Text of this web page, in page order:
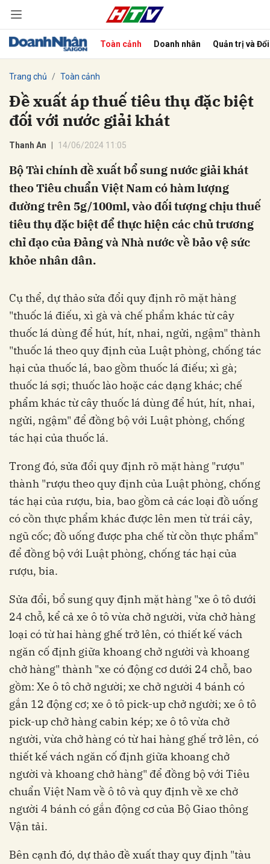
Toàn cảnh Doanh nhân Quản trị và
Trang chủ Toàn cảnh
Đề xuất áp thuế tiêu thụ đặc biệt
đối với nước giải khát
Thanh An 14/06/2024 11:05
Bộ Tài chính đề xuất bổ sung nước giải khát
theo Tiêu chuẩn Việt Nam có hàm lượng
đường trên 5g/100ml, vào đối tượng chịu thuế
tiêu thụ đặc biệt để thực hiện các chủ trương
chỉ đạo của Đảng và Nhà nước về bảo vệ sức
khỏe nhân dân.
Cụ thể, dự thảo sửa đổi quy định rõ mặt hàng
"thuốc lá điếu, xì gà và chế phẩm khác từ cây
thuốc lá dùng để hút, hít, nhai, ngửi, ngậm" thành
"thuốc lá theo quy định của Luật phòng, chống tác
hại của thuốc lá, bao gồm thuốc lá điếu; xì gà;
thuốc lá sợi; thuốc lào hoặc các dạng khác; chế
phẩm khác từ cây thuốc lá dùng để hút, hít, nhai,
ngửi, ngậm" để đồng bộ với Luật phòng, chống
tác hại của thuốc lá.
Trong đó, sửa đổi quy định rõ mặt hàng "rượu"
thành "rượu theo quy định của Luật phòng, chống
tác hại của rượu, bia, bao gồm cả các loại đồ uống
có cồn thực phẩm khác được lên men từ trái cây,
ngũ cốc; đồ uống được pha chế từ cồn thực phẩm"
để đồng bộ với Luật phòng, chống tác hại của
rượu, bia.
Sửa đổi, bổ sung quy định mặt hàng "xe ô tô dưới
24 chỗ, kể cả xe ô tô vừa chở người, vừa chở hàng
loại có từ hai hàng ghế trở lên, có thiết kế vách
ngăn cố định giữa khoang chở người và khoang
chở hàng" thành "xe có động cơ dưới 24 chỗ, bao
gồm: Xe ô tô chở người; xe chở người 4 bánh có
gắn 12 động cơ; xe ô tô pick-up chở người; xe ô tô
pick-up chở hàng cabin kép; xe ô tô vừa chở
người, vừa chở hàng có từ hai hàng ghế trở lên, có
thiết kế vách ngăn cố định giữa khoang chở
người và khoang chở hàng" để đồng bộ với Tiêu
chuẩn Việt Nam về ô tô và quy định về xe chở
người 4 bánh có gắn động cơ của Bộ Giao thông
Vận tải.
Bên cạnh đó, dự thảo đề xuất thay quy định "tàu
Hủy